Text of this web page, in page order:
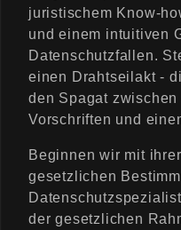
juristischem Know-
und einem intuitiven
Datenschutzfallen.
einen Drahtseilakt -
den Spagat
Vorschriften und
Beginnen wir mit
gesetzlichen
der gesetzlichen